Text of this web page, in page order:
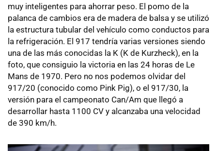
muy inteligentes para ahorrar peso. El pomo de la
palanca de cambios era de madera de balsa y se utilizó
la estructura tubular del vehículo como conductos para
la refrigeración. El 917 tendría varias versiones siendo
una de las más conocidas la K (K de Kurzheck), en la
foto, que consiguio la victoria en las 24 horas de Le
Mans de 1970. Pero no nos podemos olvidar del
917/20 (conocido como Pink Pig), o el 917/30, la
versión para el campeonato Can/Am que llegó a
desarrollar hasta 1100 CV y alcanzaba una velocidad
de 390 km/h.